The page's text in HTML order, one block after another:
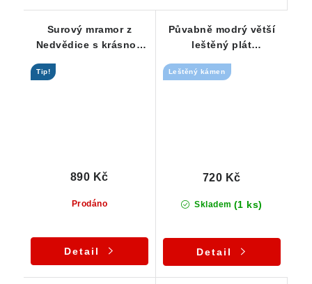
Surový mramor z
Nedvědice s krásnou
Tip!
Prodáno
890 Kč
Detail
Půvabně modrý větší
leštěný plát
mramoru
Leštěný kámen
Skladem (1 ks)
720 Kč
Detail